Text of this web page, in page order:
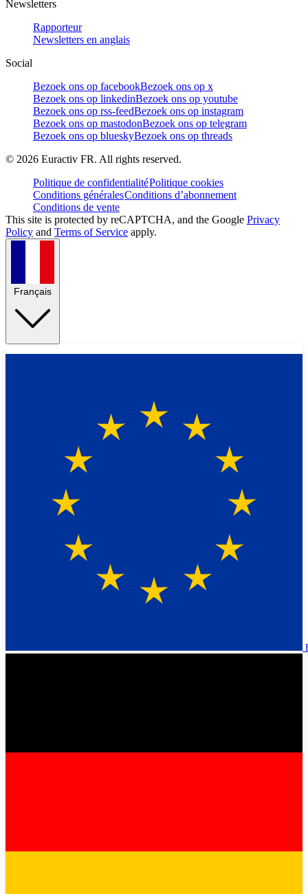
Newsletters
Rapporteur
Newsletters en anglais
Social
Bezoek ons op facebookBezoek ons op x
Bezoek ons op linkedinBezoek ons op youtube
Bezoek ons op rss-feedBezoek ons op instagram
Bezoek ons op mastodonBezoek ons op telegram
Bezoek ons op blueskyBezoek ons op threads
© 2026 Euractiv FR. All rights reserved.
Politique de confidentialitéPolitique cookies
Conditions généralesConditions d’abonnement
Conditions de vente
This site is protected by reCAPTCHA, and the Google Privacy
Policy and Terms of Service apply.
Français